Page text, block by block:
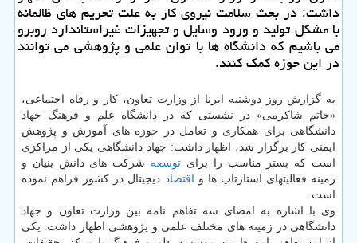
داشت: در بحث سلامت نیروی كار به علت تحریم های ظالمانه
با مشكل تولید و ورود وسایل و تجهیزات غیراستاندارد روبرو
می باشیم كه دانشگاه ها با توان علمی و پژوهشی می توانند
در این حوزه كمك كنند.
به گزارش روز دوشنبه ایرنا از وزارت تعاون، کار و رفاه اجتماعی،
«حاتم شاکرمی» در نشستی که در دانشگاه علم و فرهنگ جهاد
دانشگاهی برای همکاری و تعامل در حوزه های آموزش و پژوهش
ایمنی کار برگزار شد، اظهار داشت: جهاد دانشگاهی یکی از مراکزی
است که بستر مناسب را برای توسعه شرکت های دانش بنیان و
زمینه فعالیتهای استارتاپ ها و
اقتصاد دیجیتال در کشور فراهم نموده
است.
وی با اشاره به امضای سه تفاهم نامه بین وزارت تعاون و جهاد
دانشگاهی در زمینه های مختلف علمی و پژوهشی اظهار داشت: یکی